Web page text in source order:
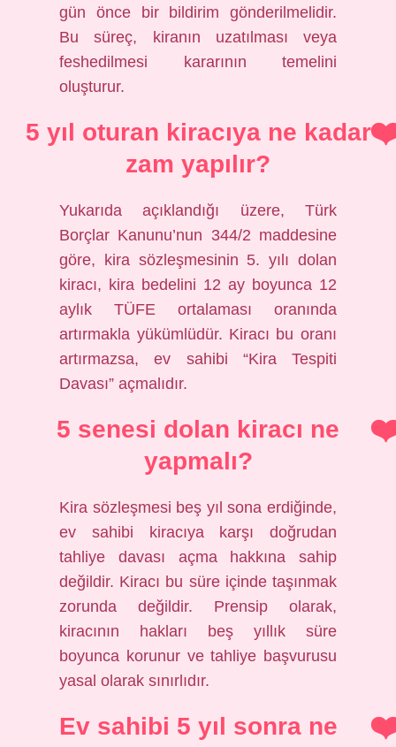
gün önce bir bildirim gönderilmelidir.
Bu süreç, kiranın uzatılması veya
feshedilmesi kararının temelini
oluşturur.
5 yıl oturan kiracıya ne kadar
zam yapılır?
Yukarıda açıklandığı üzere, Türk
Borçlar Kanunu’nun 344/2 maddesine
göre, kira sözleşmesinin 5. yılı dolan
kiracı, kira bedelini 12 ay boyunca 12
aylık TÜFE ortalaması oranında
artırmakla yükümlüdür. Kiracı bu oranı
artırmazsa, ev sahibi “Kira Tespiti
Davası” açmalıdır.
5 senesi dolan kiracı ne
yapmalı?
Kira sözleşmesi beş yıl sona erdiğinde,
ev sahibi kiracıya karşı doğrudan
tahliye davası açma hakkına sahip
değildir. Kiracı bu süre içinde taşınmak
zorunda değildir. Prensip olarak,
kiracının hakları beş yıllık süre
boyunca korunur ve tahliye başvurusu
yasal olarak sınırlıdır.
Ev sahibi 5 yıl sonra ne